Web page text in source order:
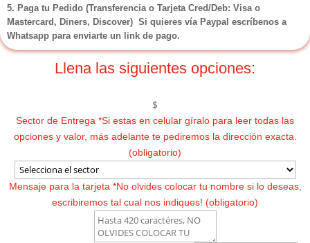
5. Paga tu Pedido (Transferencia o Tarjeta Cred/Deb: Visa o
Mastercard, Diners, Discover) Si quieres vía Paypal escríbenos a
Whatsapp para enviarte un link de pago.
Llena las siguientes opciones:
$
Sector de Entrega *Si estas en celular gíralo para leer todas las
opciones y valor, más adelante te pediremos la dirección exacta.
(obligatorio)
Mensaje para la tarjeta *No olvides colocar tu nombre si lo deseas,
escribiremos tal cual nos indiques! (obligatorio)